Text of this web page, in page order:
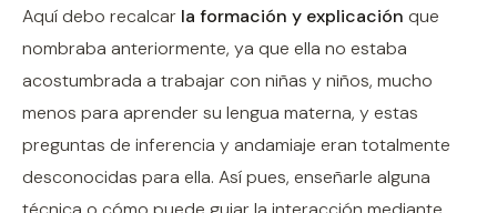
Aquí debo recalcar la formación y explicación que
nombraba anteriormente, ya que ella no estaba
acostumbrada a trabajar con niñas y niños, mucho
menos para aprender su lengua materna, y estas
preguntas de inferencia y andamiaje eran totalmente
desconocidas para ella. Así pues, enseñarle alguna